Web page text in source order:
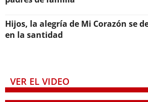
Hijos, la alegría de Mi Corazón se
en la santidad
VER EL VIDEO